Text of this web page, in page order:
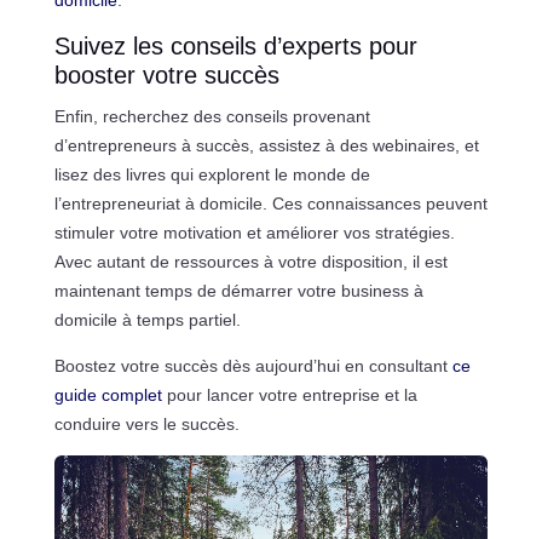
Suivez les conseils d’experts pour
booster votre succès
Enfin, recherchez des conseils provenant
d’entrepreneurs à succès, assistez à des webinaires, et
lisez des livres qui explorent le monde de
l’entrepreneuriat à domicile. Ces connaissances peuvent
stimuler votre motivation et améliorer vos stratégies.
Avec autant de ressources à votre disposition, il est
maintenant temps de démarrer votre business à
domicile à temps partiel.
Boostez votre succès dès aujourd’hui en consultant ce
guide completpour lancer votre entreprise et la
conduire vers le succès.